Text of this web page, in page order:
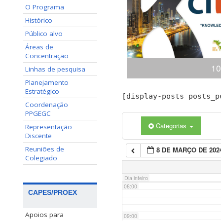
O Programa
Histórico
Público alvo
Áreas de
Concentração
Linhas de pesquisa
Planejamento
Estratégico
Coordenação
PPGEGC
Representação
Discente
Reuniões de
Colegiado
CAPES/PROEX
Apoios para
Congresso Internacional
(ciKi) A 10ª edição do
Conhecimento e
dias 19 e 20 de
Conhecimento,
[display-posts
Categorias
8 DE MARÇO DE
Dia inteiro
02:00
03:00
05:00
07:00
08:00
09:00